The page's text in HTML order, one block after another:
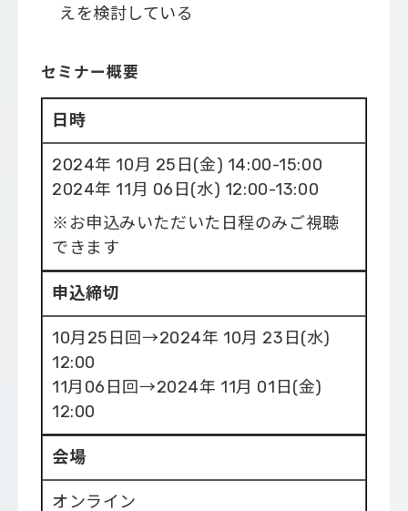
えを検討している
セミナー概要
日時
2024年 10月 25日(金) 14:00-15:00
2024年 11月 06日(水) 12:00-13:00
※お申込みいただいた日程のみご視聴
できます
申込締切
10月25日回→2024年 10月 23日(水)
12:00
11月06日回→2024年 11月 01日(金)
12:00
会場
オンライン